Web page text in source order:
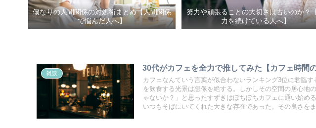
僕なりの人間関係の対処術まとめ【人間関係
で悩んだ人へ】
努力や頑張ることの大切さは古いのか？
力を続けている人へ】
雑談
30代がカフェを全力で推してみた【カフェ時間
カフェなんていう言葉が似合わないランキング3位に君臨
を飲食する光景は想像を絶する。しかしその空間の居心地
ゃないか？」と思ったすずきはぼちぼちカフェに通い始め
いつもそばにいてくれた大きな存在であった。その良さを